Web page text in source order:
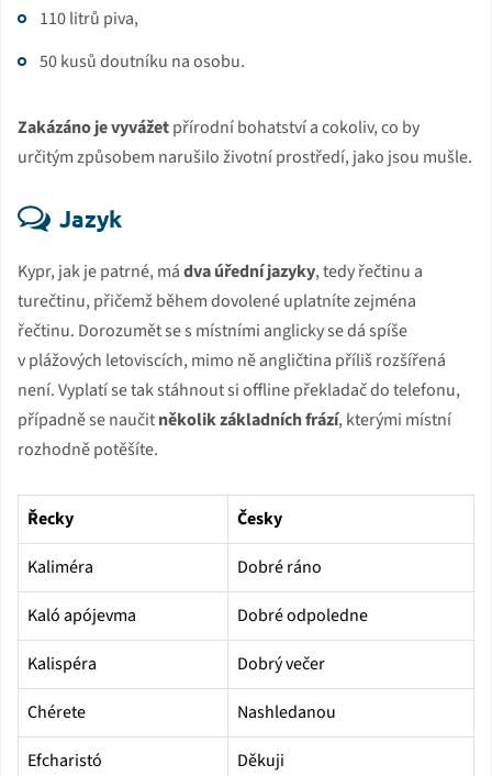
110 litrů piva,
50 kusů doutníku na osobu.
Zakázáno je vyvážetpřírodní bohatství a cokoliv, co by
určitým způsobem narušilo životní prostředí, jako jsou mušle.
Jazyk
Kypr, jak je patrné, mádva úřední jazyky, tedy řečtinu a
turečtinu, přičemž během dovolené uplatníte zejména
řečtinu. Dorozumět se s místními anglicky se dá spíše
v plážových letoviscích, mimo ně angličtina příliš rozšířená
není. Vyplatí se tak stáhnout si offline překladač do telefonu,
případně se naučitněkolik základních frází, kterými místní
rozhodně potěšíte.
Řecky
Česky
Kaliméra
Dobré ráno
Kaló apójevma
Dobré odpoledne
Kalispéra
Dobrý večer
Chérete
Nashledanou
Efcharistó
Děkuji